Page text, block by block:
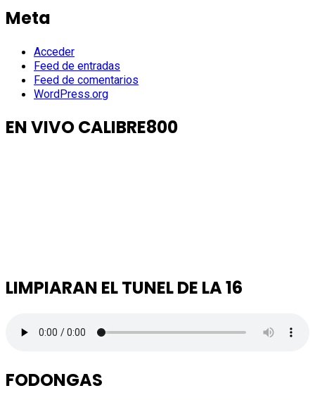
Meta
Acceder
Feed de entradas
Feed de comentarios
WordPress.org
EN VIVO CALIBRE800
LIMPIARAN EL TUNEL DE LA 16
FODONGAS